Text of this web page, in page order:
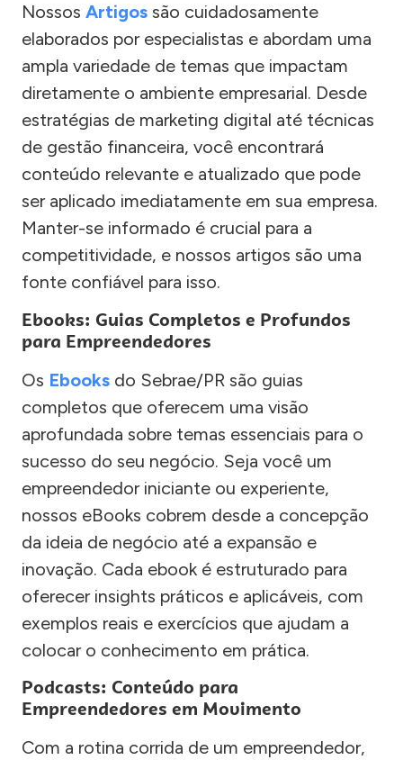
Nossos Artigos são cuidadosamente
elaborados por especialistas e abordam uma
ampla variedade de temas que impactam
diretamente o ambiente empresarial. Desde
estratégias de marketing digital até técnicas
de gestão financeira, você encontrará
conteúdo relevante e atualizado que pode
ser aplicado imediatamente em sua empresa.
Manter-se informado é crucial para a
competitividade, e nossos artigos são uma
fonte confiável para isso.
Ebooks: Guias Completos e Profundos
para Empreendedores
Os Ebooks do Sebrae/PR são guias
completos que oferecem uma visão
aprofundada sobre temas essenciais para o
sucesso do seu negócio. Seja você um
empreendedor iniciante ou experiente,
nossos eBooks cobrem desde a concepção
da ideia de negócio até a expansão e
inovação. Cada ebook é estruturado para
oferecer insights práticos e aplicáveis, com
exemplos reais e exercícios que ajudam a
colocar o conhecimento em prática.
Podcasts: Conteúdo para
Empreendedores em Movimento
Com a rotina corrida de um empreendedor,